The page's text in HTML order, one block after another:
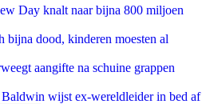
Day knalt naar bijna 800 miljoen
dood, kinderen moesten al
aangifte na schuine grappen
wijst ex-wereldleider in bed af